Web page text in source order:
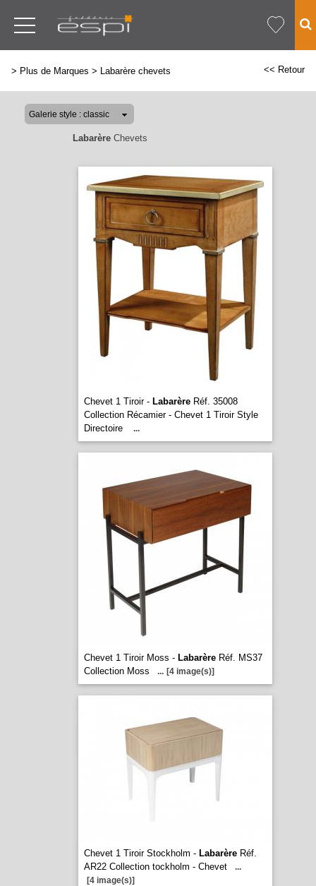
> Plus de Marques > Labarère chevets << Retour
LabarèreChevets
Chevet 1 Tiroir - LabarèreRéf. 35008
Collection Récamier - Chevet 1 Tiroir Style
Directoire
...
Chevet 1 Tiroir Moss - LabarèreRéf. MS37
Collection Moss
... [4 image(s)]
Chevet 1 Tiroir Stockholm - LabarèreRéf.
AR22 Collection tockholm - Chevet
...
[4 image(s)]